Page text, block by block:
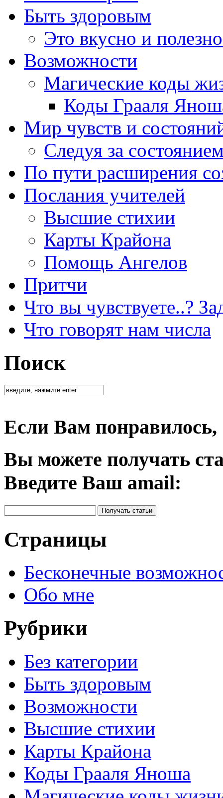
Быть здоровым
Это вкусно и
Возможности
Магические коды
Коды Грааля
Мир чувств и
Следуя за
По пути расширения
Послания учителей
Высшие стихии
Карты Крайона
Помощь Ангелов
Притчи
Что вы чувствуете..?
Что говорят нам числа
Поиск
Если Вам понравилось,
Вы можете получать
Введите Ваш amail:
Страницы
Бесконечные
Обо мне
Рубрики
Без категории
Быть здоровым
Возможности
Высшие стихии
Карты Крайона
Коды Грааля Яноша